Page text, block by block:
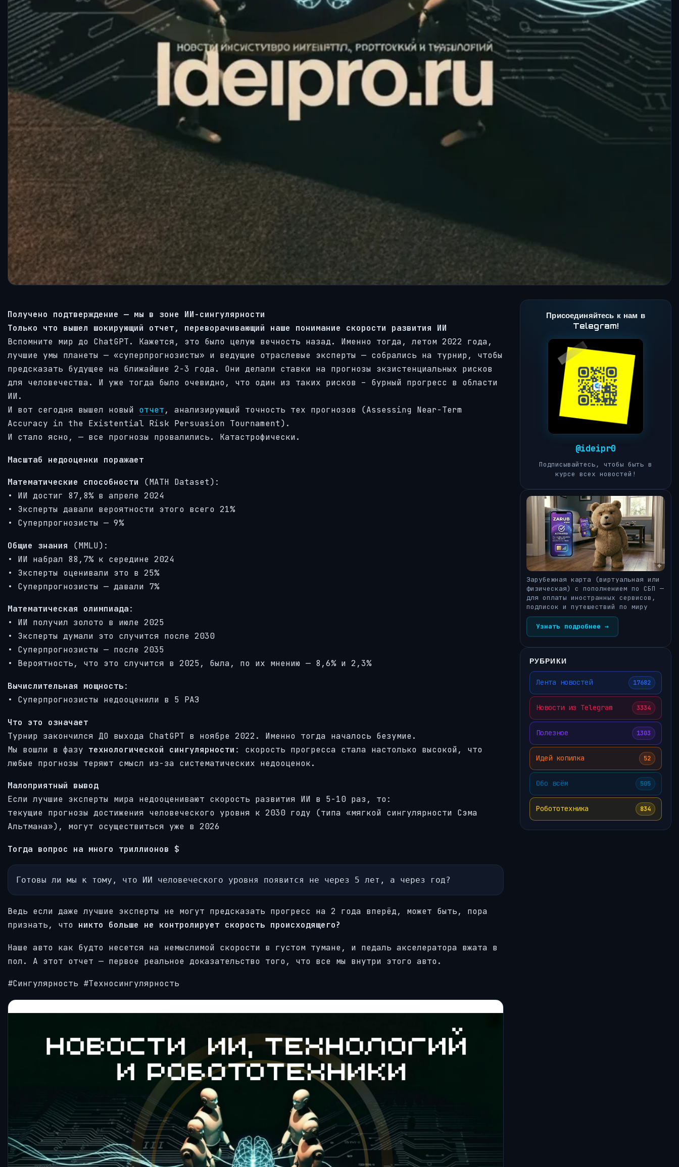
Получено подтверждение — мы в зоне ИИ-сингулярности
Только что вышел шокирующий отчет, переворачивающий наше понимание скорости развития ИИ
Вспомните мир до ChatGPT. Кажется, это было целую вечность назад. Именно тогда, летом 2022 года,
лучшие умы планеты — «суперпрогнозисты» и ведущие отраслевые эксперты — собрались на турнир, чтобы
предсказать будущее на ближайшие 2-3 года. Они делали ставки на прогнозы экзистенциальных рисков
для человечества. И уже тогда было очевидно, что один из таких рисков – бурный прогресс в области
ИИ.
И вот сегодня вышел новый отчет, анализирующий точность тех прогнозов (Assessing Near-Term
Accuracy in the Existential Risk Persuasion Tournament).
И стало ясно, — все прогнозы провалились. Катастрофически.
Масштаб недооценки поражает
Математические способности (MATH Dataset):
• ИИ достиг 87,8% в апреле 2024
• Эксперты давали вероятности этого всего 21%
• Суперпрогнозисты — 9%
Общие знания (MMLU):
• ИИ набрал 88,7% к середине 2024
• Эксперты оценивали это в 25%
• Суперпрогнозисты — давали 7%
Математическая олимпиада:
• ИИ получил золото в июле 2025
• Эксперты думали это случится после 2030
• Суперпрогнозисты — после 2035
• Вероятность, что это случится в 2025, была, по их мнению — 8,6% и 2,3%
Вычислительная мощность:
• Суперпрогнозисты недооценили в 5 РАЗ
Что это означает
Турнир закончился ДО выхода ChatGPT в ноябре 2022. Именно тогда началось безумие.
Мы вошли в фазу технологической сингулярности : скорость прогресса стала настолько высокой, что
любые прогнозы теряют смысл из-за систематических недооценок.
Малоприятный вывод
Если лучшие эксперты мира недооценивают скорость развития ИИ в 5-10 раз, то:
текущие прогнозы достижения человеческого уровня к 2030 году (типа «мягкой сингулярности Сэма
Альтмана»), могут осуществиться уже в 2026
Тогда вопрос на много триллионов $
Готовы ли мы к тому, что ИИ человеческого уровня появится не через 5 лет, а через год?
Ведь если даже лучшие эксперты не могут предсказать прогресс на 2 года вперёд, может быть, пора
признать, что никто больше не контролирует скорость происходящего?
Наше авто как будто несется на немыслимой скорости в густом тумане, и педаль акселератора вжата в
пол. А этот отчет — первое реальное доказательство того, что все мы внутри этого авто.
#Сингулярность #Техносингулярность
Присоединяйтесь к нам в
Telegram!
@ideipr0
Подписывайтесь, чтобы быть в
курсе всех новостей!
Зарубежная карта (виртуальная или
физическая) с пополнением по СБП —
для оплаты иностранных сервисов,
подписок и путешествий по миру
Узнать подробнее →
РУБРИКИ
Лента новостей 17682
Новости из Telegram 3334
Полезное 1303
Идей копилка 52
Обо всём 505
Робототехника 834